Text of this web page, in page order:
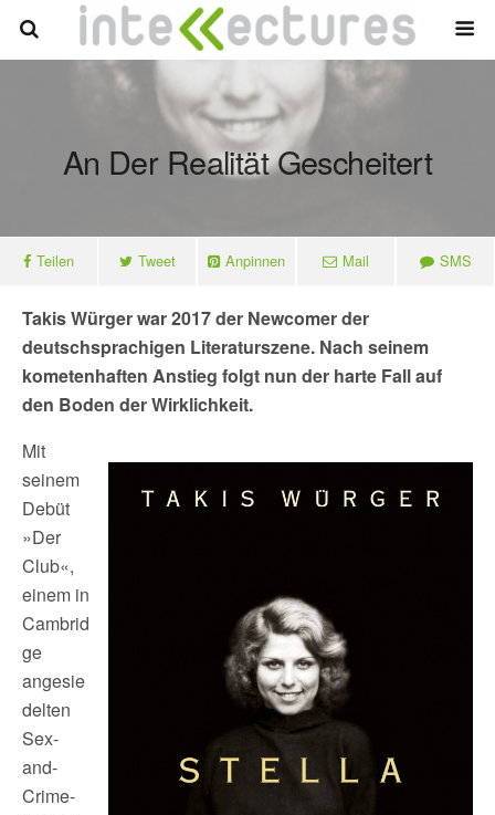
An Der Realität Gescheitert
Teilen Tweet Anpinnen Mail SMS
Takis Würger war 2017 der Newcomer der
deutschsprachigen Literaturszene. Nach seinem
kometenhaften Anstieg folgt nun der harte Fall auf
den Boden der Wirklichkeit.
Mit
seinem
Debüt
»Der
Club«,
einem in
Cambrid
ge
angesie
delten
Sex-
and-
Crime-